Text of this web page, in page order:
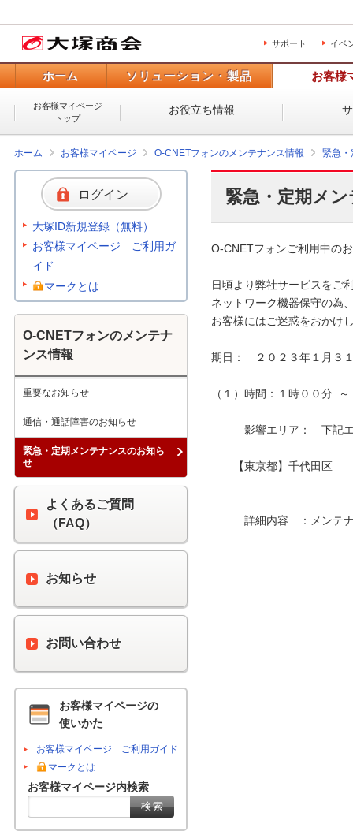
サポート イベ
ホーム ソリューション・製品 お客様
お客様マイページ
トップ
お役立ち情報
ホーム お客様マイページ O-CNETフォンのメンテナンス情報 緊急・
緊急・定期メ
O-CNETフォンご利用中の
日頃より弊社サービスをご
ネットワーク機器保守の為
お客様にはご迷惑をおかけ
期日：　２０２３年１月３
（１）時間：１時００分
影響エリア：　下記エ
【東京都】千代田区
詳細内容　：メンテナン
ログイン
大塚ID新規登録（無料）
お客様マイページ ご利用ガ
イド
マークとは
O-CNETフォンのメンテナ
ンス情報
重要なお知らせ
通信・通話障害のお知らせ
緊急・定期メンテナンスのお知ら
せ
よくあるご質問
（FAQ）
お知らせ
お問い合わせ
お客様マイページの
使いかた
お客様マイページ ご利用ガイド
マークとは
お客様マイページ内検索